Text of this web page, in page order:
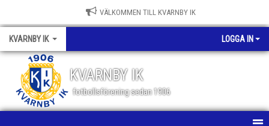
VÄLKOMMEN TILL KVARNBY IK
KVARNBY IK LOGGA IN
KVARNBY IK
fotbollsförening sedan 1906